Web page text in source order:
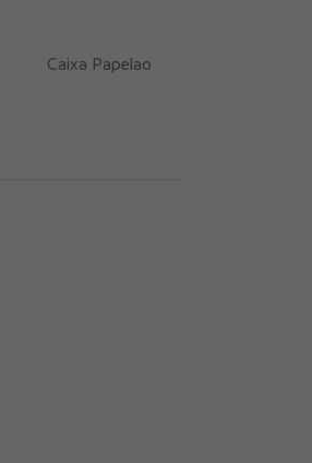
Caixa Papelao